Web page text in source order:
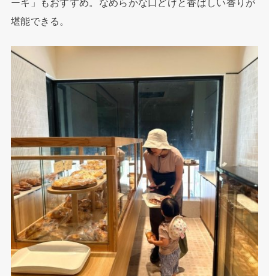
ーキ」もおすすめ。なめらかな口どけと香ばしい香りが
堪能できる。